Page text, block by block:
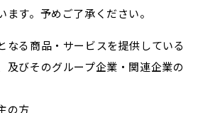
ます。予めご了承ください。
なる商品・サービスを提供している
及びそのグループ企業・関連企業の
の方